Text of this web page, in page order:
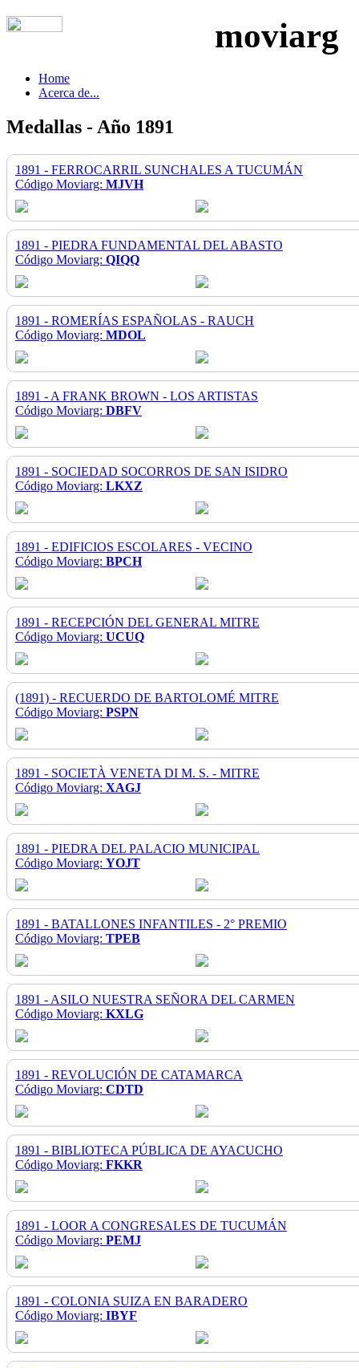
moviarg
Home
Acerca de...
Medallas - Año 1891
1891 - FERROCARRIL SUNCHALES A TUCUMÁN
Código Moviarg: MJVH
1891 - PIEDRA FUNDAMENTAL DEL ABASTO
Código Moviarg: QIQQ
1891 - ROMERÍAS ESPAÑOLAS - RAUCH
Código Moviarg: MDOL
1891 - A FRANK BROWN - LOS ARTISTAS
Código Moviarg: DBFV
1891 - SOCIEDAD SOCORROS DE SAN ISIDRO
Código Moviarg: LKXZ
1891 - EDIFICIOS ESCOLARES - VECINO
Código Moviarg: BPCH
1891 - RECEPCIÓN DEL GENERAL MITRE
Código Moviarg: UCUQ
(1891) - RECUERDO DE BARTOLOMÉ MITRE
Código Moviarg: PSPN
1891 - SOCIETÀ VENETA DI M. S. - MITRE
Código Moviarg: XAGJ
1891 - PIEDRA DEL PALACIO MUNICIPAL
Código Moviarg: YOJT
1891 - BATALLONES INFANTILES - 2° PREMIO
Código Moviarg: TPEB
1891 - ASILO NUESTRA SEÑORA DEL CARMEN
Código Moviarg: KXLG
1891 - REVOLUCIÓN DE CATAMARCA
Código Moviarg: CDTD
1891 - BIBLIOTECA PÚBLICA DE AYACUCHO
Código Moviarg: FKKR
1891 - LOOR A CONGRESALES DE TUCUMÁN
Código Moviarg: PEMJ
1891 - COLONIA SUIZA EN BARADERO
Código Moviarg: IBYF